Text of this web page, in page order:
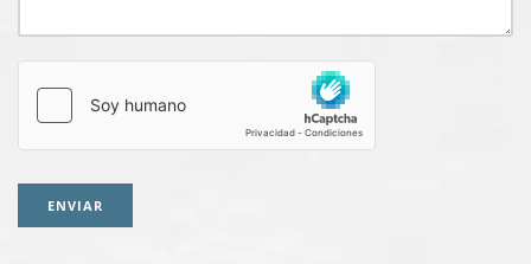
ENVIAR